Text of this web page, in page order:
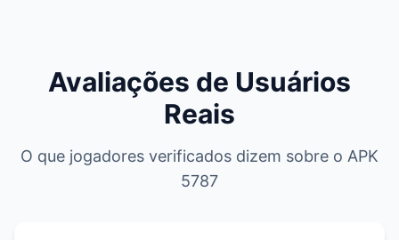
Avaliações de Usuários
Reais
O que jogadores verificados dizem sobre o APK
5787